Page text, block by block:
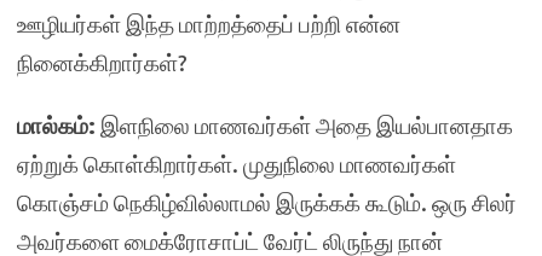
ஊழியர்கள் இந்த மாற்றத்தைப் பற்றி என்ன
நினைக்கிறார்கள்?
மால்கம்: இளநிலை மாணவர்கள் அதை இயல்பானதாக
ஏற்றுக் கொள்கிறார்கள். முதுநிலை மாணவர்கள்
கொஞ்சம் நெகிழ்வில்லாமல் இருக்கக் கூடும். ஒரு சிலர்
அவர்களை மைக்ரோசாப்ட் வேர்ட் லிருந்து நான்